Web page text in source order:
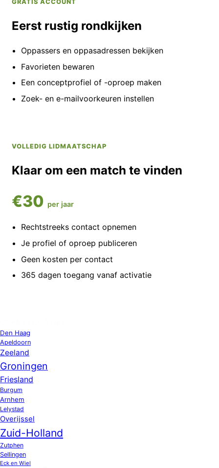
GRATIS ACCOUNT
Eerst rustig rondkijken
Oppassers en oppasadressen bekijken
Favorieten bewaren
Een conceptprofiel of -oproep maken
Zoek- en e-mailvoorkeuren instellen
VOLLEDIG LIDMAATSCHAP
Klaar om een match te vinden
€30 per jaar
Rechtstreeks contact opnemen
Je profiel of oproep publiceren
Geen kosten per contact
365 dagen toegang vanaf activatie
Den Haag
Apeldoorn
Zeeland
Groningen
Friesland
Burgum
Arnhem
Lelystad
Overijssel
Zuid-Holland
Zutphen
Sellingen
Eck en Wiel